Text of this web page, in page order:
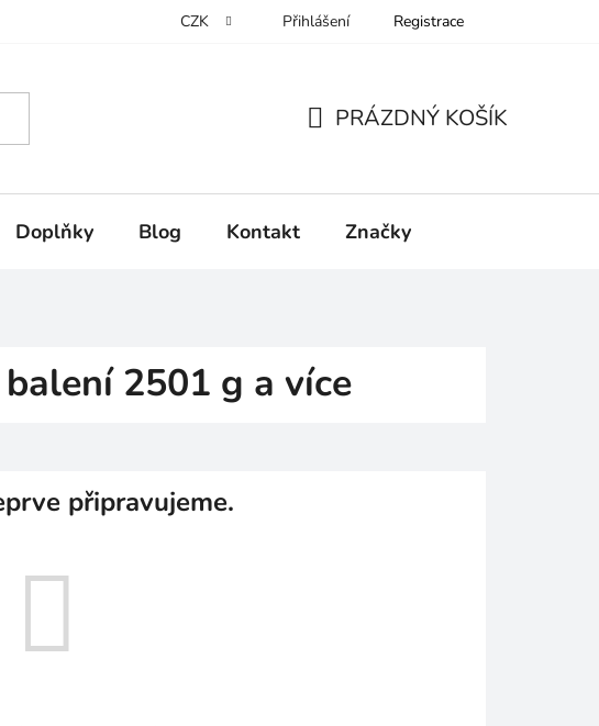
CZK Přihlášení Registrace
KOŠÍK
PRÁZDNÝ KOŠÍK
Doplňky Blog Kontakt Značky
2501 g a více
připravujeme.